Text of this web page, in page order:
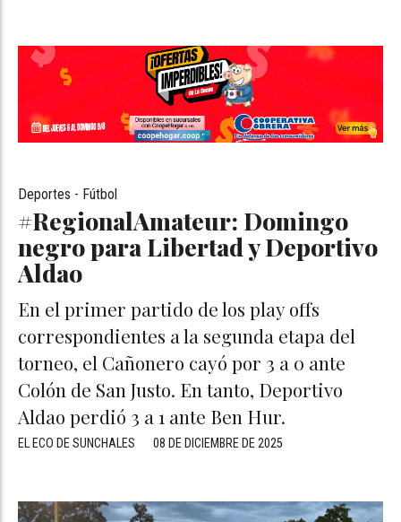
#RegionalAmateur: Domingo
negro para Libertad y Deportivo
Aldao
En el primer partido de los play offs
correspondientes a la segunda etapa del
torneo, el Cañonero cayó por 3 a 0 ante
Colón de San Justo. En tanto, Deportivo
Aldao perdió 3 a 1 ante Ben Hur.
Deportes - Fútbol
08 DE DICIEMBRE DE 2025
EL ECO DE SUNCHALES